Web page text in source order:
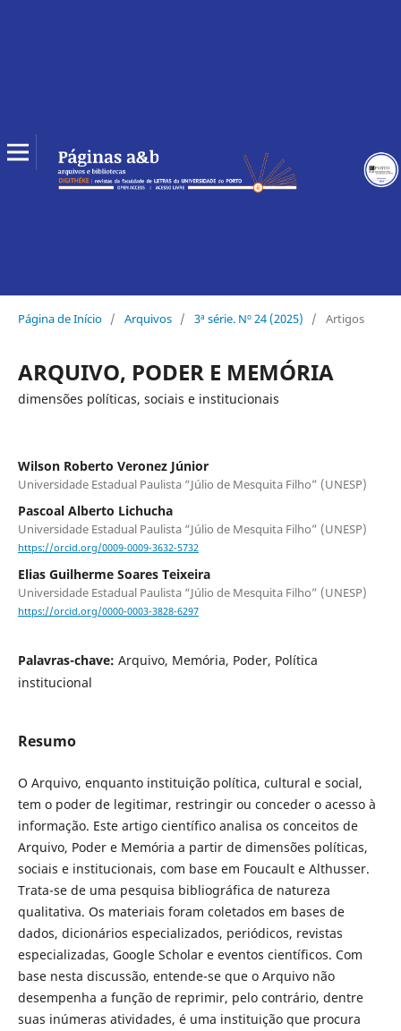
Página de Início / Arquivos / 3ª série. Nº 24 (2025) / Artigos
ARQUIVO, PODER E MEMÓRIA
dimensões políticas, sociais e institucionais
Wilson Roberto Veronez Júnior
Universidade Estadual Paulista “Júlio de Mesquita Filho” (UNESP)
Pascoal Alberto Lichucha
Universidade Estadual Paulista “Júlio de Mesquita Filho” (UNESP)
https://orcid.org/0009-0009-3632-5732
Elias Guilherme Soares Teixeira
Universidade Estadual Paulista “Júlio de Mesquita Filho” (UNESP)
https://orcid.org/0000-0003-3828-6297
Palavras-chave: Arquivo, Memória, Poder, Política
institucional
Resumo
O Arquivo, enquanto instituição política, cultural e social,
tem o poder de legitimar, restringir ou conceder o acesso à
informação. Este artigo científico analisa os conceitos de
Arquivo, Poder e Memória a partir de dimensões políticas,
sociais e institucionais, com base em Foucault e Althusser.
Trata-se de uma pesquisa bibliográfica de natureza
qualitativa. Os materiais foram coletados em bases de
dados, dicionários especializados, periódicos, revistas
especializadas, Google Scholar e eventos científicos. Com
base nesta discussão, entende-se que o Arquivo não
desempenha a função de reprimir, pelo contrário, dentre
suas inúmeras atividades, é uma instituição que procura